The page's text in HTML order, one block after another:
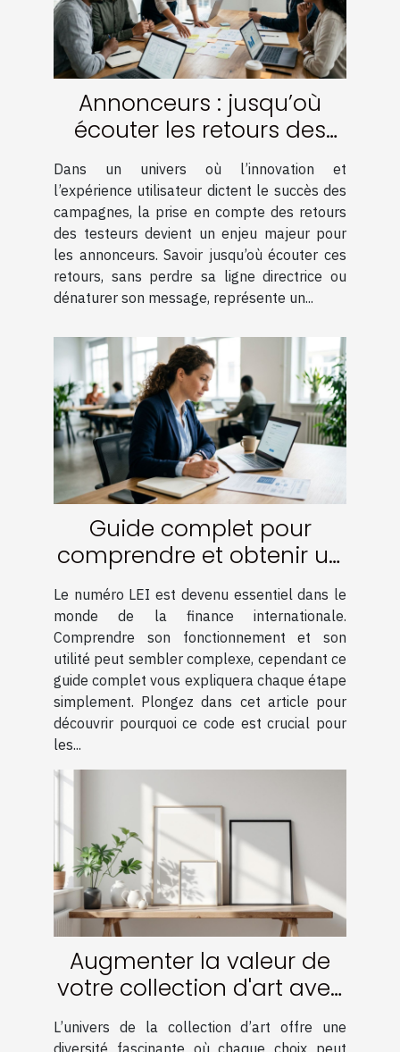
Annonceurs : jusqu’où
écouter les retours des
testeurs ?
Dans un univers où l’innovation et
l’expérience utilisateur dictent le succès des
campagnes, la prise en compte des retours
des testeurs devient un enjeu majeur pour
les annonceurs. Savoir jusqu’où écouter ces
retours, sans perdre sa ligne directrice ou
dénaturer son message, représente un...
Guide complet pour
comprendre et obtenir un
numéro LEI
Le numéro LEI est devenu essentiel dans le
monde de la finance internationale.
Comprendre son fonctionnement et son
utilité peut sembler complexe, cependant ce
guide complet vous expliquera chaque étape
simplement. Plongez dans cet article pour
découvrir pourquoi ce code est crucial pour
les...
Augmenter la valeur de
votre collection d'art avec
des gravures numérotées
L’univers de la collection d’art offre une
diversité fascinante où chaque choix peut